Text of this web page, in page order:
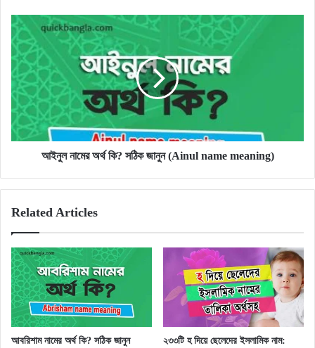
আইনুল
নামের
অর্থ
কি?
সঠিক
জানুন
(Ainul
name
meaning)
আইনুল নামের অর্থ কি? সঠিক জানুন (Ainul name meaning)
Related Articles
আবরিশাম নামের অর্থ কি? সঠিক জানুন
২৩৩টি হ দিয়ে ছেলেদের ইসলামিক নাম: